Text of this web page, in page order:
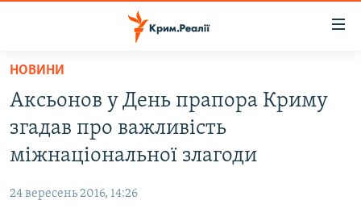
Перейти
основного
матеріалу
Перейти
до
основної
навігації
ВІДЕО ТА ФОТО
БЛОГИ
НОВИНИ
Аксьонов у День прапора Криму
згадав про важливість
міжнаціональної злагоди
24 вересень 2016, 14:26